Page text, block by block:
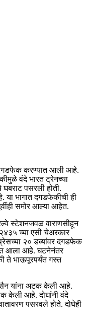
दगडफेक करण्यात आली आहे.
वंदे भारत ट्रेनच्या
घबराट पसरली होती.
या भागात दगडफेकीची ही
समोर आल्या आहेत.
स्टेशनजवळ वाराणसीहून
च्या एसी चेअरकार
२० डब्यांवर दगडफेक
आला आहे. घटनेनंतर
ते भाऊपूरपर्यंत गस्त
यांना अटक केली आहे.
केली आहे. दोघांनी वंदे
पसरवले होते. दोघेही